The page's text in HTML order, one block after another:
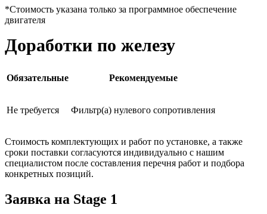
*Стоимость указана только за программное обеспечение
двигателя
Доработки по железу
Обязательные Рекомендуемые
Не требуется Фильтр(а) нулевого сопротивления
Стоимость комплектующих и работ по установке, а также
сроки поставки согласуются индивидуально с нашим
специалистом после составления перечня работ и подбора
конкретных позиций.
Заявка на Stage 1